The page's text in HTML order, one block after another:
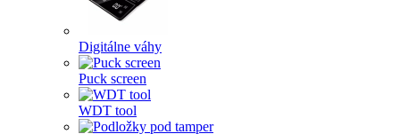
Digitálne váhy
Puck screen
WDT tool